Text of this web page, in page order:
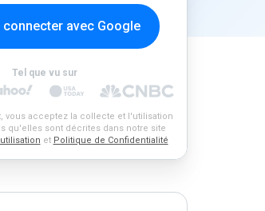
connecter avec Google
Tel que vu sur
vous acceptez la collecte et l'utilisation
qu'elles sont décrites dans notre site
et Politique de Confidentialité